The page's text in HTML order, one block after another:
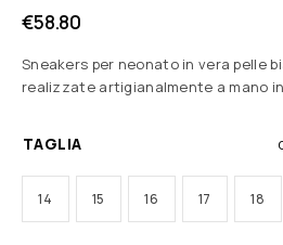
€58.80
Sneakers per neonato in vera pelle
realizzate artigianalmente a mano
TAGLIA
14 15 16 17 18